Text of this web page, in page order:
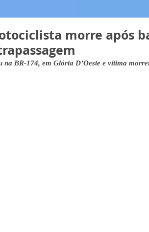
morre após
na BR-174, em Glória D’Oeste e vítima